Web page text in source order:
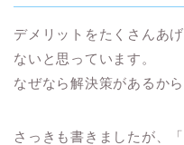
デメリットをたくさんあげ
ないと思っています。
なぜなら解決策があるから
さっきも書きましたが、「